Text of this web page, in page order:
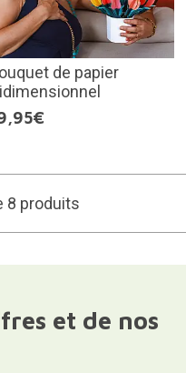
de papier
8 produits
et de nos